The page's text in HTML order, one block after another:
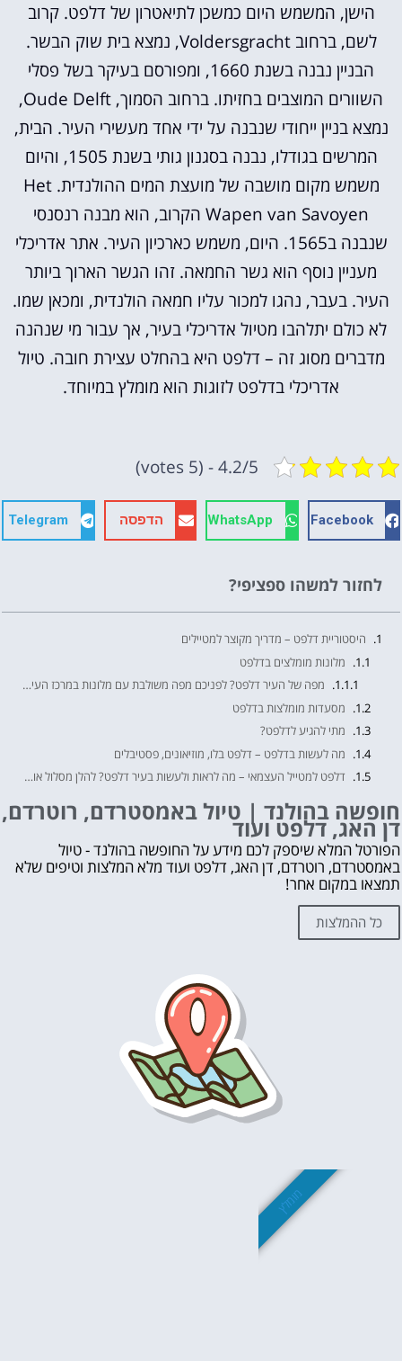
הישן, המשמש היום כמשכן לתיאטרון של דלפט. קרוב
לשם, ברחוב Voldersgracht, נמצא בית שוק הבשר.
הבניין נבנה בשנת 1660, ומפורסם בעיקר בשל פסלי
השוורים המוצבים בחזיתו. ברחוב הסמוך, Oude Delft,
נמצא בניין ייחודי שנבנה על ידי אחד מעשירי העיר. הבית,
המרשים בגודלו, נבנה בסגנון גותי בשנת 1505, והיום
משמש מקום מושבה של מועצת המים ההולנדית. Het
Wapen van Savoyen הקרוב, הוא מבנה רנסנסי
שנבנה ב1565. היום, משמש כארכיון העיר. אתר אדריכלי
מעניין נוסף הוא גשר החמאה. זהו הגשר הארוך ביותר
העיר. בעבר, נהגו למכור עליו חמאה הולנדית, ומכאן שמו.
לא כולם יתלהבו מטיול אדריכלי בעיר, אך עבור מי שנהנה
מדברים מסוג זה – דלפט היא בהחלט עצירת חובה. טיול
אדריכלי בדלפט לזוגות הוא מומלץ במיוחד.
4.2/5 - (5 votes)
Facebook
WhatsApp הדפסה Telegram
לחזור למשהו ספציפי?
היסטוריית דלפט – מדריך מקוצר למטיילים
מלונות מומלצים בדלפט
מפה של העיר דלפט? לפניכם מפה משולבת עם מלונות במרכז העיר ומחירים >>>
מסעדות מומלצות בדלפט
מתי להגיע לדלפט?
מה לעשות בדלפט – דלפט בלו, מוזיאונים, פסטיבלים
דלפט למטייל העצמאי – מה לראות ולעשות בעיר דלפט? להלן מסלול אופציונלי למטיילים!
חופשה בהולנד | טיול באמסטרדם, רוטרדם, דן האג, דלפט ועוד
לקבלת ייעוץ בתכנון החופשה בהולנד ללא עלות השאירו פרטים👇
אהבת? נא לשתף!
עוד דברים שאסור לפספס 👇
מה לראות ולעשות בהולנד?
לחצו על הכפתור וקבלו את הכל בחינם!
חופשה בהולנד | טיול באמסטרדם, רוטרדם,
דן האג, דלפט ועוד
הפורטל המלא שיספק לכם מידע על החופשה בהולנד - טיול
באמסטרדם, רוטרדם, דן האג, דלפט ועוד מלא המלצות וטיפים שלא
תמצאו במקום אחר!
כל ההמלצות
מומלץ